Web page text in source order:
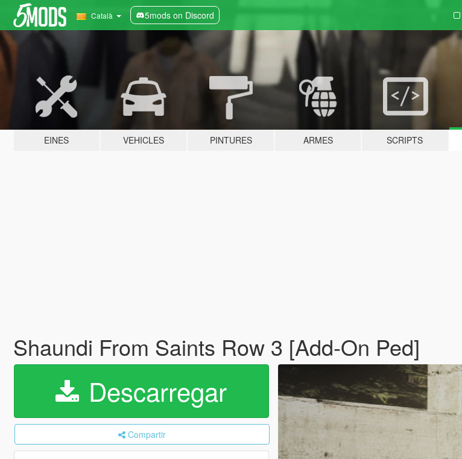
Català 5mods on Discord
EINES VEHICLES PINTURES ARMES SCRIPTS
Shaundi From Saints Row 3 [Add-On Ped]
Descarregar
Compartir